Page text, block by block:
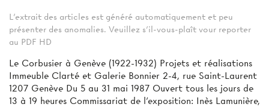
L'extrait des articles est généré automatiquement et peu
présenter des anomalies. Veuillez s'il-vous-plaît vour reporter
au PDF HD
Le Corbusier à Genève (1922-1932) Projets et réalisations
Immeuble Clarté et Galerie Bonnier 2-4, rue Saint-Laurent
1207 Genève Du 5 au 31 mai 1987 Ouvert tous les jours de
13 à 19 heures Commissariat de l'exposition: Inès Lamunière,